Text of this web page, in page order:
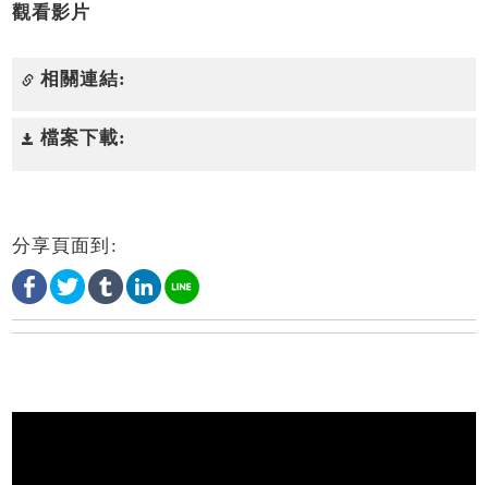
觀看影片
相關連結:
檔案下載:
分享頁面到: